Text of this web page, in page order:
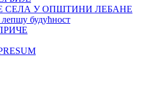
У ОПШТИНИ ЛЕБАНЕ
будућност